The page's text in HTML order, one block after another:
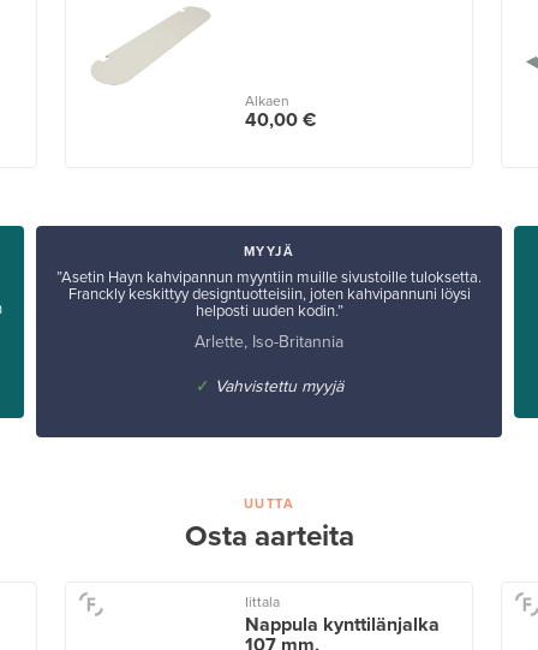
Alkaen
40,00 €
MYYJÄ
”Asetin Hayn kahvipannun myyntiin muille sivustoille tuloksetta.
Franckly keskittyy designtuotteisiin, joten kahvipannuni löysi
helposti uuden kodin.”
Arlette, Iso-Britannia
✓ Vahvistettu myyjä
UUTTA
Osta aarteita
Iittala
Nappula kynttilänjalka